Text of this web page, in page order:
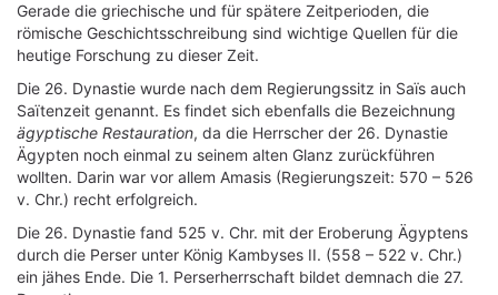
Gerade die griechische und für spätere Zeitperioden, die
römische Geschichtsschreibung sind wichtige Quellen für die
heutige Forschung zu dieser Zeit.
Die 26. Dynastie wurde nach dem Regierungssitz in Saïs auch
Saïtenzeit genannt. Es findet sich ebenfalls die Bezeichnung
ägyptische Restauration, da die Herrscher der 26. Dynastie
Ägypten noch einmal zu seinem alten Glanz zurückführen
wollten. Darin war vor allem Amasis (Regierungszeit: 570 – 526
v. Chr.) recht erfolgreich.
Die 26. Dynastie fand 525 v. Chr. mit der Eroberung Ägyptens
durch die Perser unter König Kambyses II. (558 – 522 v. Chr.)
ein jähes Ende. Die 1. Perserherrschaft bildet demnach die 27.